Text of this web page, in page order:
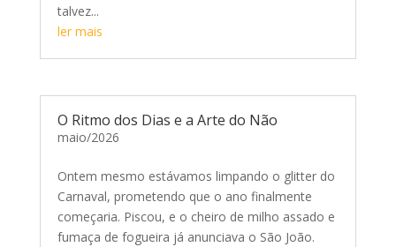
talvez...
ler mais
O Ritmo dos Dias e a Arte do Não
maio/2026
Ontem mesmo estávamos limpando o glitter do
Carnaval, prometendo que o ano finalmente
começaria. Piscou, e o cheiro de milho assado e
fumaça de fogueira já anunciava o São João.